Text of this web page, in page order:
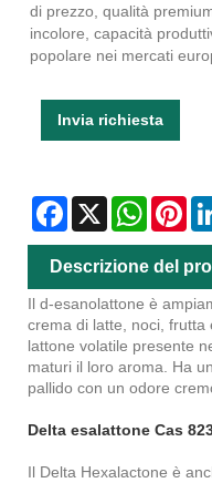
di prezzo, qualità
incolore, capacità
popolare nei mercati
Invia richiesta
Facebook
X WhatsApp
Descrizione del
Il d-esanolattone è
crema di latte, noci, frutta
lattone volatile presente
maturi il loro aroma. Ha
pallido con un odore
Delta esalattone Cas
Il Delta Hexalactone è